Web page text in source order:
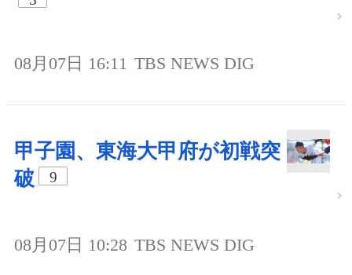
08月07日 16:11 TBS NEWS DIG
甲子園、東海大甲府が初戦突
破
9
08月07日 10:28 TBS NEWS DIG